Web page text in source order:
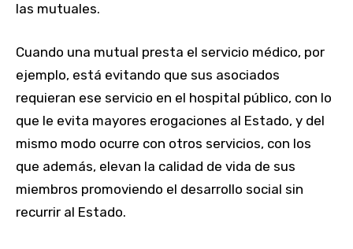
las mutuales.
Cuando una mutual presta el servicio médico, por
ejemplo, está evitando que sus asociados
requieran ese servicio en el hospital público, con lo
que le evita mayores erogaciones al Estado, y del
mismo modo ocurre con otros servicios, con los
que además, elevan la calidad de vida de sus
miembros promoviendo el desarrollo social sin
recurrir al Estado.